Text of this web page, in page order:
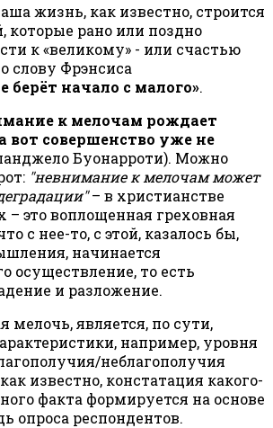
жизнь, как известно, строится
которые рано или поздно
к «великому» - или счастью
слову Фрэнсиса
берёт начало с малого».
к мелочам рождает
вот совершенство уже не
Буонарроти). Можно
"невнимание к мелочам может
– в христианстве
– это воплощенная греховная
с нее-то, с этой, казалось бы,
начинается
осуществление, то есть
и разложение.
мелочь, является, по сути,
например, уровня
неблагополучия
известно, констатация какого-
факта формируется на основе
опроса респондентов.